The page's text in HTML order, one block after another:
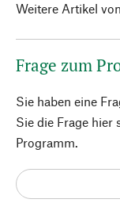
Weitere Artikel von
Frage zum
Sie haben eine
Sie die Frage hier
Programm.